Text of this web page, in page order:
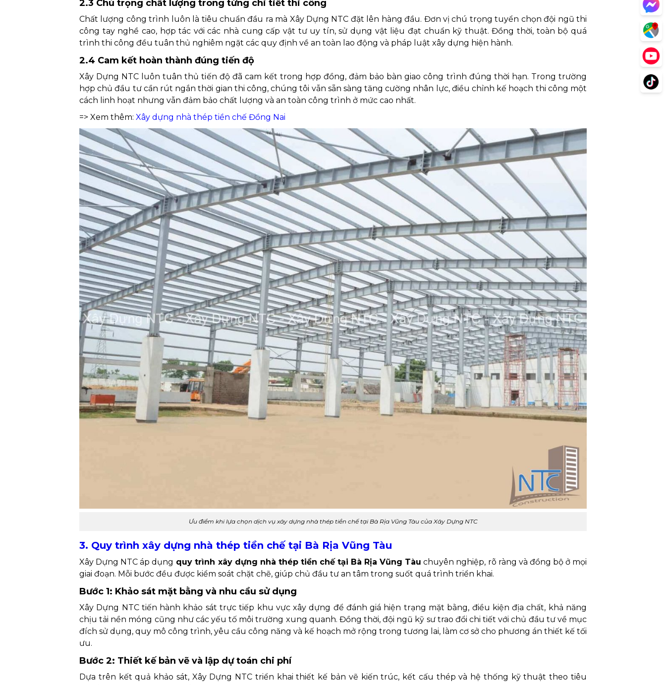
2.3 Chú trọng chất lượng trong từng chi tiết thi công
Chất lượng công trình luôn là tiêu chuẩn đầu ra mà Xây Dựng NTC đặt lên hàng đầu. Đơn vị chú trọng tuyển chọn đội ngũ thi
công tay nghề cao, hợp tác với các nhà cung cấp vật tư uy tín, sử dụng vật liệu đạt chuẩn kỹ thuật. Đồng thời, toàn bộ quá
trình thi công đều tuân thủ nghiêm ngặt các quy định về an toàn lao động và pháp luật xây dựng hiện hành.
2.4 Cam kết hoàn thành đúng tiến độ
Xây Dựng NTC luôn tuân thủ tiến độ đã cam kết trong hợp đồng, đảm bảo bàn giao công trình đúng thời hạn. Trong trường
hợp chủ đầu tư cần rút ngắn thời gian thi công, chúng tôi vẫn sẵn sàng tăng cường nhân lực, điều chỉnh kế hoạch thi công một
cách linh hoạt nhưng vẫn đảm bảo chất lượng và an toàn công trình ở mức cao nhất.
=> Xem thêm: Xây dựng nhà thép tiền chế Đồng Nai
Ưu điểm khi lựa chọn dịch vụ xây dựng nhà thép tiền chế tại Bà Rịa Vũng Tàu của Xây Dựng NTC
3. Quy trình xây dựng nhà thép tiền chế tại Bà Rịa Vũng Tàu
Xây Dựng NTC áp dụng quy trình xây dựng nhà thép tiền chế tại Bà Rịa Vũng Tàu chuyên nghiệp, rõ ràng và đồng bộ ở mọi
giai đoạn. Mỗi bước đều được kiểm soát chặt chẽ, giúp chủ đầu tư an tâm trong suốt quá trình triển khai.
Bước 1: Khảo sát mặt bằng và nhu cầu sử dụng
Xây Dựng NTC tiến hành khảo sát trực tiếp khu vực xây dựng để đánh giá hiện trạng mặt bằng, điều kiện địa chất, khả năng
chịu tải nền móng cũng như các yếu tố môi trường xung quanh. Đồng thời, đội ngũ kỹ sư trao đổi chi tiết với chủ đầu tư về mục
đích sử dụng, quy mô công trình, yêu cầu công năng và kế hoạch mở rộng trong tương lai, làm cơ sở cho phương án thiết kế tối
ưu.
Bước 2: Thiết kế bản vẽ và lập dự toán chi phí
Dựa trên kết quả khảo sát, Xây Dựng NTC triển khai thiết kế bản vẽ kiến trúc, kết cấu thép và hệ thống kỹ thuật theo tiêu